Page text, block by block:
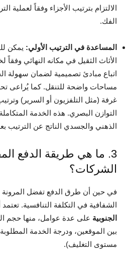
الالتزام بترتيب الأجزاء وفقاً لعملية
الفك.
المساعدة في الترتيب الأولي: يمكن
الأثاث الثقيل في مكانه النهائي وفقاً
اتباع مبادئ تصميمية لضمان سهولة
مساحات واضحة للتنقل. كما يُراعى
غرفة (مثل التلفزيون أو السرير)
التوازن البصري. هذه الخدمة
الذهني والجسدي الناتج عن الترتيب
3. ما هي طريقة الدفع
الشركات؟
في حين أن طرق الدفع تفضل المرونة
الشفافية في التكلفة التنافسية. تعتمد
الجنوبية على عدة عوامل، منها حجم
بين الموقعين، ودرجة الخدمة
مستوى التغليف).